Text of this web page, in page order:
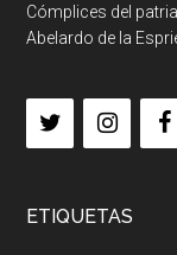
Cómplices del
Abelardo de la
ETIQUETAS